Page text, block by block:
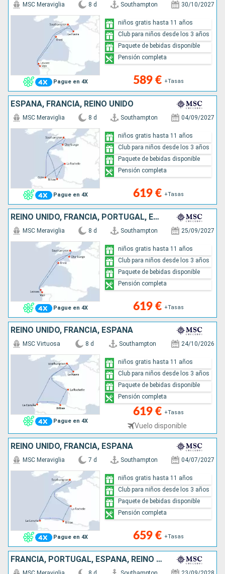
Pague en 4X
MSC Meraviglia 8 d Southampton 30/10/2027
589 € +Tasas
niños gratis hasta 11 años
Club para niños desde los 3 años
Paquete de bebidas disponible
Pensión completa
ESPAÑA, FRANCIA, REINO UNIDO
Pague en 4X
MSC Meraviglia 8 d Southampton 04/09/2027
619 € +Tasas
niños gratis hasta 11 años
Club para niños desde los 3 años
Paquete de bebidas disponible
Pensión completa
REINO UNIDO, FRANCIA, PORTUGAL, ESPAÑA
Pague en 4X
MSC Meraviglia 8 d Southampton 25/09/2027
619 € +Tasas
niños gratis hasta 11 años
Club para niños desde los 3 años
Paquete de bebidas disponible
Pensión completa
REINO UNIDO, FRANCIA, ESPAÑA
Pague en 4X
MSC Virtuosa 8 d Southampton 24/10/2026
619 € +Tasas
Vuelo disponible
niños gratis hasta 11 años
Club para niños desde los 3 años
Paquete de bebidas disponible
Pensión completa
REINO UNIDO, FRANCIA, ESPAÑA
Pague en 4X
MSC Meraviglia 7 d Southampton 04/07/2027
659 € +Tasas
niños gratis hasta 11 años
Club para niños desde los 3 años
Paquete de bebidas disponible
Pensión completa
FRANCIA, PORTUGAL, ESPAÑA, REINO UNIDO